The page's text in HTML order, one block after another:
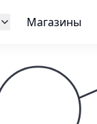
Магазины